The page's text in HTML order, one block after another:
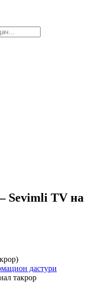
Sevimli TV на
дастури
такрор